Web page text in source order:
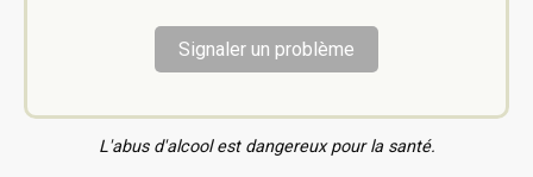
Signaler un problème
L'abus d'alcool est dangereux pour la santé.